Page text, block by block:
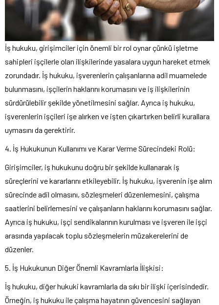
İş hukuku, girişimciler için önemli bir rol oynar çünkü işletme
sahipleri işçilerle olan ilişkilerinde yasalara uygun hareket etmek
zorundadır. İş hukuku, işverenlerin çalışanlarına adil muamelede
bulunmasını, işçilerin haklarını korumasını ve iş ilişkilerinin
sürdürülebilir şekilde yönetilmesini sağlar. Ayrıca iş hukuku,
işverenlerin işçileri işe alırken ve işten çıkartırken belirli kurallara
uymasını da gerektirir.
4. İş Hukukunun Kullanımı ve Karar Verme Sürecindeki Rolü:
Girişimciler, iş hukukunu doğru bir şekilde kullanarak iş
süreçlerini ve kararlarını etkileyebilir. İş hukuku, işverenin işe alım
sürecinde adil olmasını, sözleşmeleri düzenlemesini, çalışma
saatlerini belirlemesini ve çalışanların haklarını korumasını sağlar.
Ayrıca iş hukuku, işçi sendikalarının kurulması ve işveren ile işçi
arasında yapılacak toplu sözleşmelerin müzakerelerini de
düzenler.
5. İş Hukukunun Diğer Önemli Kavramlarla İlişkisi:
İş hukuku, diğer hukuki kavramlarla da sıkı bir ilişki içerisindedir.
Örneğin, iş hukuku ile çalışma hayatının güvencesini sağlayan